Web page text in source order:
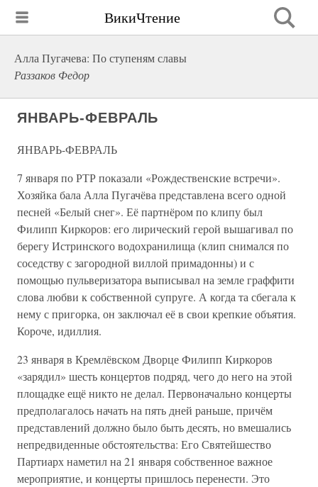
ВикиЧтение
Алла Пугачева: По ступеням славы
Раззаков Федор
ЯНВАРЬ-ФЕВРАЛЬ
ЯНВАРЬ-ФЕВРАЛЬ
7 января по РТР показали «Рождественские встречи».
Хозяйка бала Алла Пугачёва представлена всего одной
песней «Белый снег». Её партнёром по клипу был
Филипп Киркоров: его лирический герой вышагивал по
берегу Истринского водохранилища (клип снимался по
соседству с загородной виллой примадонны) и с
помощью пульверизатора выписывал на земле граффити
слова любви к собственной супруге. А когда та сбегала к
нему с пригорка, он заключал её в свои крепкие объятия.
Короче, идиллия.
23 января в Кремлёвском Дворце Филипп Киркоров
«зарядил» шесть концертов подряд, чего до него на этой
площадке ещё никто не делал. Первоначально концерты
предполагалось начать на пять дней раньше, причём
представлений должно было быть десять, но вмешались
непредвиденные обстоятельства: Его Святейшество
Партиарх наметил на 21 января собственное важное
мероприятие, и концерты пришлось перенести. Это